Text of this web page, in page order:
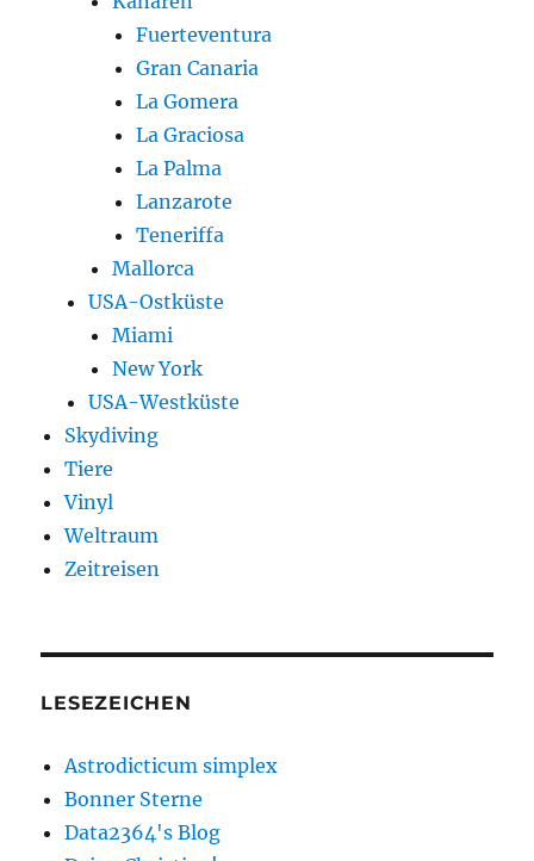
Fuerteventura
Gran Canaria
La Gomera
La Graciosa
La Palma
Lanzarote
Teneriffa
Mallorca
USA-Ostküste
Miami
New York
USA-Westküste
Skydiving
Tiere
Vinyl
Weltraum
Zeitreisen
LESEZEICHEN
Astrodicticum simplex
Bonner Sterne
Data2364's Blog